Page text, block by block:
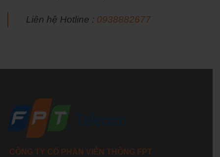
Liên hệ Hotline : 0938882677
CÔNG TY CỔ PHẦN VIỄN THÔNG FPT